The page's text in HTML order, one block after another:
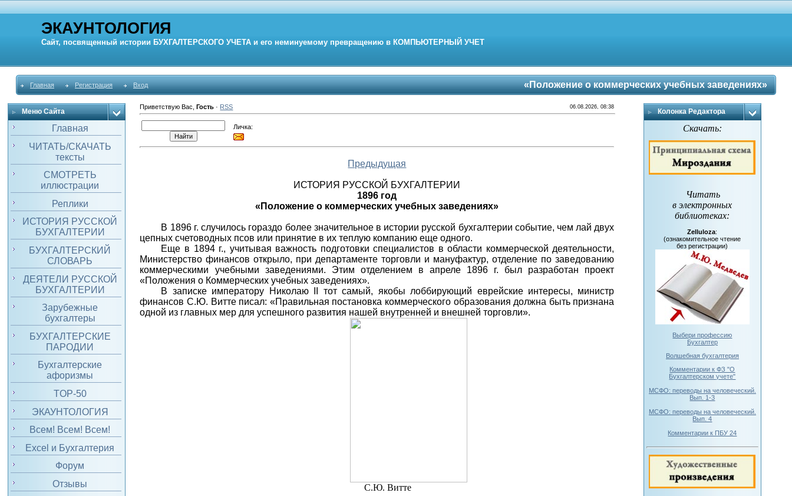
ЭКАУНТОЛОГИЯ
Сайт, посвященный истории БУХГАЛТЕРСКОГО УЧЕТА и его неминуемому превращению в КОМПЬЮТЕРНЫЙ УЧЕТ
Главная Регистрация Вход «Положение о коммерческих учебных заведениях»
Меню Сайта
Главная
ЧИТАТЬ/СКАЧАТЬ
тексты
СМОТРЕТЬ
иллюстрации
Реплики
ИСТОРИЯ РУССКОЙ
БУХГАЛТЕРИИ
БУХГАЛТЕРСКИЙ
СЛОВАРЬ
ДЕЯТЕЛИ РУССКОЙ
БУХГАЛТЕРИИ
Зарубежные
бухгалтеры
БУХГАЛТЕРСКИЕ
ПАРОДИИ
Бухгалтерские
афоризмы
TOP-50
ЭКАУНТОЛОГИЯ
Всем! Всем! Всем!
Excel и Бухгалтерия
Форум
Отзывы
Приветствую Вас ,Гость · RSS 06.08.2026, 08:38
Личка:
Предыдущая
ИСТОРИЯ РУССКОЙ БУХГАЛТЕРИИ
1896 год
«Положение о коммерческих учебных заведениях»
В 1896 г. случилось гораздо более значительное в истории русской бухгалтерии событие, чем лай двух
цепных счетоводных псов или принятие в их теплую компанию еще одного.
Еще в 1894 г., учитывая важность подготовки специалистов в области коммерческой деятельности,
Министерство финансов открыло, при департаменте торговли и мануфактур, отделение по заведованию
коммерческими учебными заведениями. Этим отделением в апреле 1896 г. был разработан проект
«Положения о Коммерческих учебных заведениях».
В записке императору Николаю II тот самый, якобы лоббирующий еврейские интересы, министр
финансов С.Ю. Витте писал: «Правильная постановка коммерческого образования должна быть признана
одной из главных мер для успешного развития нашей внутренней и внешней торговли».
С.Ю. Витте
Колонка Редактора
Скачать:
Читать
в электронных
библиотеках:
Zelluloza:
(ознакомительное чтение
без регистрации)
Выбери профессию
Бухгалтер
Волшебная бухгалтерия
Комментарии к ФЗ "О
Бухгалтерском учете"
МСФО: переводы на человеческий.
Вып. 1-3
МСФО: переводы на человеческий.
Вып. 4
Комментарии к ПБУ 24